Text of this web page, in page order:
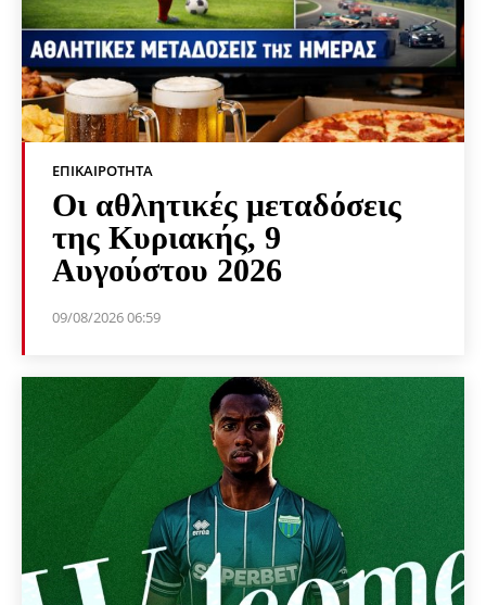
ΕΠΙΚΑΙΡΌΤΗΤΑ
Οι αθλητικές μεταδόσεις
της Κυριακής, 9
Αυγούστου 2026
09/08/2026 06:59